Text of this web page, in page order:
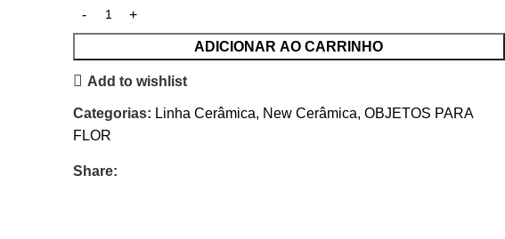
ADICIONAR AO CARRINHO
Add to wishlist
Categorias: Linha Cerâmica, New Cerâmica, OBJETOS PARA
FLOR
Share: